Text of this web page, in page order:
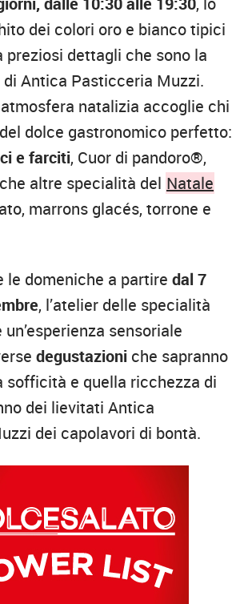
dei colori oro e bianco tipici
preziosi dettagli che sono la
Antica Pasticceria Muzzi.
natalizia accoglie chi
dolce gastronomico perfetto:
e farciti, Cuor di pandoro®,
altre specialità del Natale
marrons glacés, torrone e
le domeniche a partire dal 7
, l’atelier delle specialità
sensoriale
degustazioni che sapranno
sofficità e quella ricchezza di
dei lievitati Antica
dei capolavori di bontà.